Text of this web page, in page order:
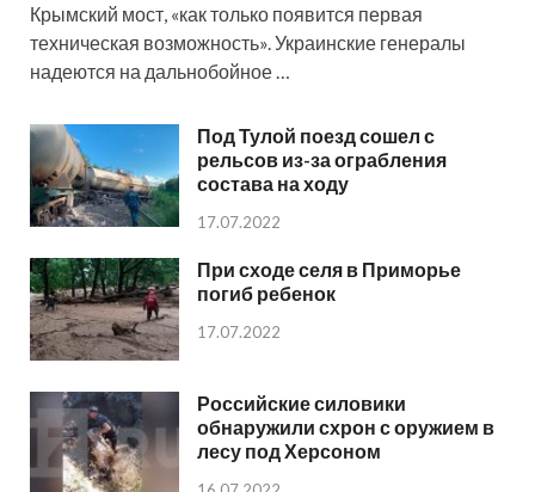
Крымский мост, «как только появится первая
техническая возможность». Украинские генералы
надеются на дальнобойное …
Под Тулой поезд сошел с
рельсов из-за ограбления
состава на ходу
17.07.2022
При сходе селя в Приморье
погиб ребенок
17.07.2022
Российские силовики
обнаружили схрон с оружием в
лесу под Херсоном